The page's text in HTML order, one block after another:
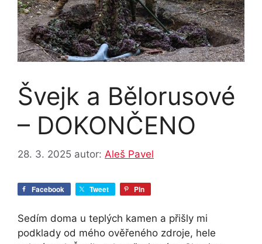
Švejk a Bělorusové
– DOKONČENO
28. 3. 2025 autor: Aleš Pavel
Facebook Tweet Pin
Sedím doma u teplých kamen a přišly mi
podklady od mého ověřeného zdroje, hele